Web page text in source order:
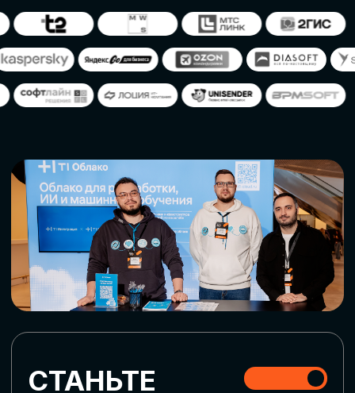
ОСТАВИТЬ
ЗАЯВКУ
СТАТЬ ПАРТНЕРОМ
СКАЧАТЬ ПРОГРАММУ
СТАТЬ СПИКЕРОМ
Оставьте заявку, наши менеджеры
СТАТЬ УЧАСТНИКОМ